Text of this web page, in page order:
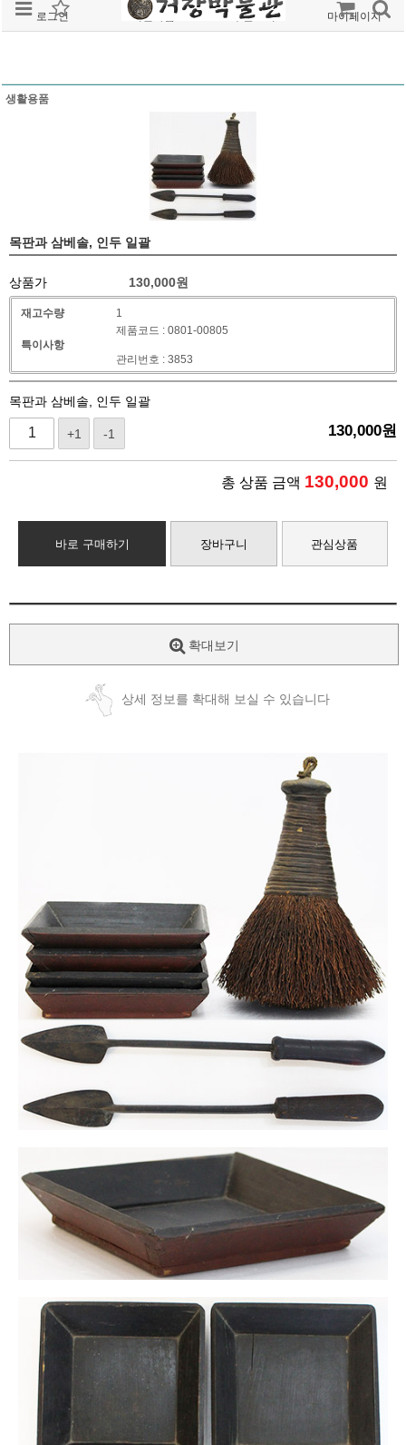
로그인 회원가입 주문조회 마이페이지
생활용품
목판과 삼베솔, 인두 일괄
상품가 130,000원
재고수량 1
특이사항
제품코드 : 0801-00805
관리번호 : 3853
목판과 삼베솔, 인두 일괄
+1 -1 130,000원
총 상품 금액 130,000 원
바로 구매하기 장바구니 관심상품
확대보기
상세 정보를 확대해 보실 수 있습니다